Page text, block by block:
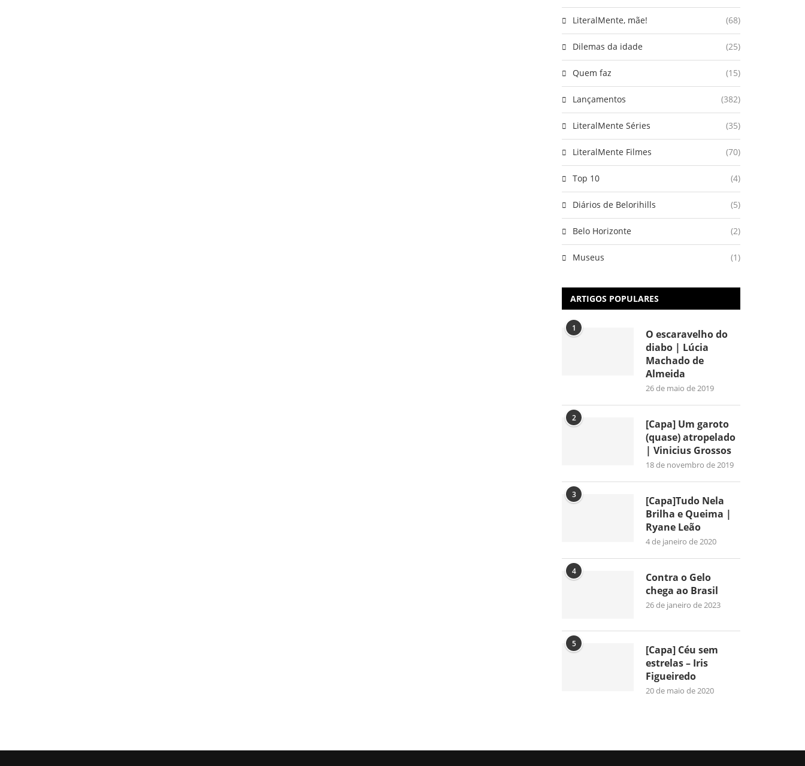
LiteralMente, mãe! (68)
Dilemas da idade (25)
Quem faz (15)
Lançamentos (382)
LiteralMente Séries (35)
LiteralMente Filmes (70)
Top 10 (4)
Diários de Belorihills (5)
Belo Horizonte (2)
Museus (1)
ARTIGOS POPULARES
1
O escaravelho do
diabo | Lúcia
Machado de
Almeida
26 de maio de 2019
2
[Capa] Um garoto
(quase) atropelado
| Vinicius Grossos
18 de novembro de 2019
3
[Capa]Tudo Nela
Brilha e Queima |
Ryane Leão
4 de janeiro de 2020
4
Contra o Gelo
chega ao Brasil
26 de janeiro de 2023
5
[Capa] Céu sem
estrelas – Iris
Figueiredo
20 de maio de 2020